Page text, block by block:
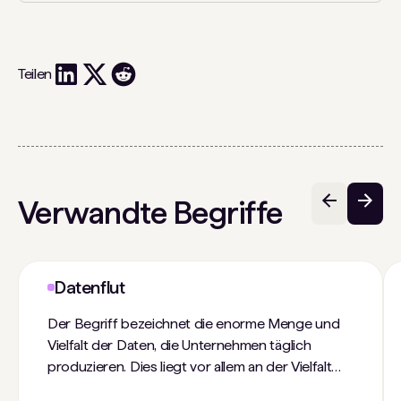
Teilen
Verwandte Begriffe
Datenflut
Der Begriff bezeichnet die enorme Menge und
Vielfalt der Daten, die Unternehmen täglich
produzieren. Dies liegt vor allem an der Vielfalt